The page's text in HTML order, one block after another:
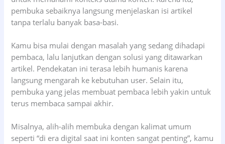
pembuka sebaiknya langsung menjelaskan isi artikel
tanpa terlalu banyak basa-basi.
Kamu bisa mulai dengan masalah yang sedang dihadapi
pembaca, lalu lanjutkan dengan solusi yang ditawarkan
artikel. Pendekatan ini terasa lebih humanis karena
langsung mengarah ke kebutuhan user. Selain itu,
pembuka yang jelas membuat pembaca lebih yakin untuk
terus membaca sampai akhir.
Misalnya, alih-alih membuka dengan kalimat umum
seperti “di era digital saat ini konten sangat penting”, kamu